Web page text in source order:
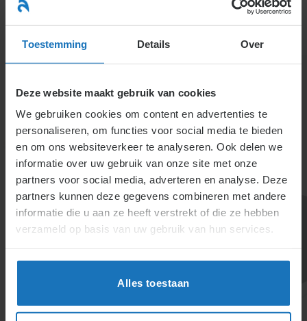
Toestemming Details Over
Deze website maakt gebruik van cookies
We gebruiken cookies om content en advertenties te
personaliseren, om functies voor social media te bieden
en om ons websiteverkeer te analyseren. Ook delen we
informatie over uw gebruik van onze site met onze
partners voor social media, adverteren en analyse. Deze
partners kunnen deze gegevens combineren met andere
informatie die u aan ze heeft verstrekt of die ze hebben
verzameld op basis van uw gebruik van hun services.
Alles toestaan
naar
inhoud
5.1.10.1. Eén
ondernemer, één
onderneming en
meerdere
ondernemingsraden
Bij 50+ medewerkers kan een afzonderlijke OR